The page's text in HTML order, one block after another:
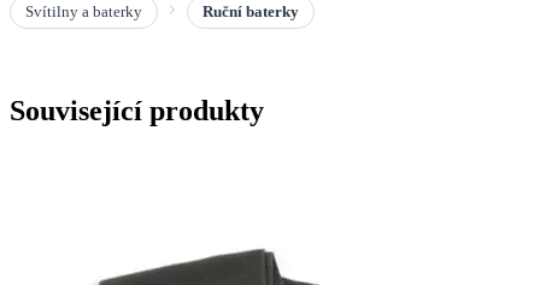
Svítilny a baterky Ruční baterky
Související produkty